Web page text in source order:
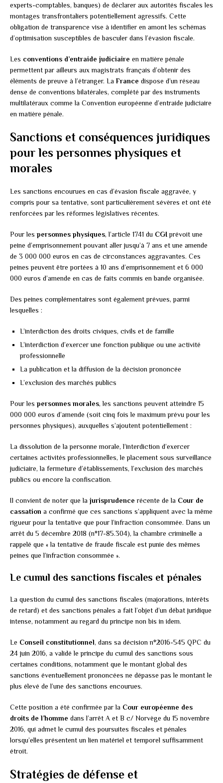
experts-comptables, banques) de déclarer aux autorités fiscales les
montages transfrontaliers potentiellement agressifs. Cette
obligation de transparence vise à identifier en amont les schémas
d’optimisation susceptibles de basculer dans l’évasion fiscale.
Les conventions d’entraide judiciaire en matière pénale
permettent par ailleurs aux magistrats français d’obtenir des
éléments de preuve à l’étranger. La France dispose d’un réseau
dense de conventions bilatérales, complété par des instruments
multilatéraux comme la Convention européenne d’entraide judiciaire
en matière pénale.
Sanctions et conséquences juridiques
pour les personnes physiques et
morales
Les sanctions encourues en cas d’évasion fiscale aggravée, y
compris pour sa tentative, sont particulièrement sévères et ont été
renforcées par les réformes législatives récentes.
Pour les personnes physiques, l’article 1741 du CGI prévoit une
peine d’emprisonnement pouvant aller jusqu’à 7 ans et une amende
de 3 000 000 euros en cas de circonstances aggravantes. Ces
peines peuvent être portées à 10 ans d’emprisonnement et 6 000
000 euros d’amende en cas de faits commis en bande organisée.
Des peines complémentaires sont également prévues, parmi
lesquelles :
L’interdiction des droits civiques, civils et de famille
L’interdiction d’exercer une fonction publique ou une activité
professionnelle
La publication et la diffusion de la décision prononcée
L’exclusion des marchés publics
Pour les personnes morales, les sanctions peuvent atteindre 15
000 000 euros d’amende (soit cinq fois le maximum prévu pour les
personnes physiques), auxquelles s’ajoutent potentiellement :
La dissolution de la personne morale, l’interdiction d’exercer
certaines activités professionnelles, le placement sous surveillance
judiciaire, la fermeture d’établissements, l’exclusion des marchés
publics ou encore la confiscation.
Il convient de noter que la jurisprudence récente de la Cour de
cassation a confirmé que ces sanctions s’appliquent avec la même
rigueur pour la tentative que pour l’infraction consommée. Dans un
arrêt du 5 décembre 2018 (n°17-85.304), la chambre criminelle a
rappelé que « la tentative de fraude fiscale est punie des mêmes
peines que l’infraction consommée ».
Le cumul des sanctions fiscales et pénales
La question du cumul des sanctions fiscales (majorations, intérêts
de retard) et des sanctions pénales a fait l’objet d’un débat juridique
intense, notamment au regard du principe non bis in idem.
Le Conseil constitutionnel, dans sa décision n°2016-545 QPC du
24 juin 2016, a validé le principe du cumul des sanctions sous
certaines conditions, notamment que le montant global des
sanctions éventuellement prononcées ne dépasse pas le montant le
plus élevé de l’une des sanctions encourues.
Cette position a été confirmée par la Cour européenne des
droits de l’homme dans l’arrêt A et B c/ Norvège du 15 novembre
2016, qui admet le cumul des poursuites fiscales et pénales
lorsqu’elles présentent un lien matériel et temporel suffisamment
étroit.
Stratégies de défense et